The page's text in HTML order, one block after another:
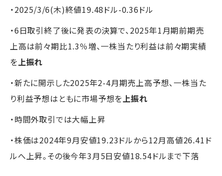
・2025/3/6(木)終値19.48ドル-0.36ドル
・6日取引終了後に発表の決算で、2025年1月期前期売
上高は前々期比1.3％増、一株当たり利益は前々期実績
を 上振れ
・新たに開示した2025年2-4月期売上高予想、一株当た
り利益予想はともに市場予想を 上振れ
・時間外取引では大幅上昇
・株価は2024年9月安値19.23ドルから12月高値26.41ド
ルへ上昇。その後今年3月5日安値18.54ドルまで下落